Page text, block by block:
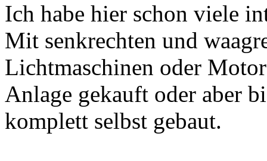
Ich habe hier schon viele
Mit senkrechten und
Lichtmaschinen oder
Anlage gekauft oder aber
komplett selbst gebaut.